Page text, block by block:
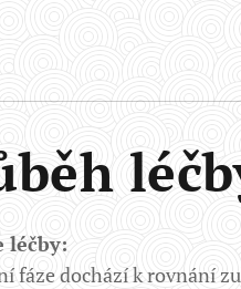
léčby:
fáze dochází k rovnání